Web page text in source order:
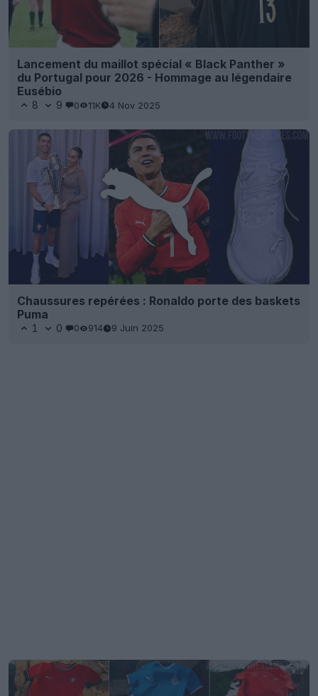
Lancement du maillot spécial « Black Panther »
du Portugal pour 2026 - Hommage au légendaire
Eusébio
8 9 0 11K 4 Nov 2025
Chaussures repérées : Ronaldo porte des baskets
Puma
1 0 0 914 9 Juin 2025